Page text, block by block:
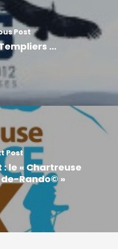
Post
…
Post
le « Chartreuse
de-Rando© »